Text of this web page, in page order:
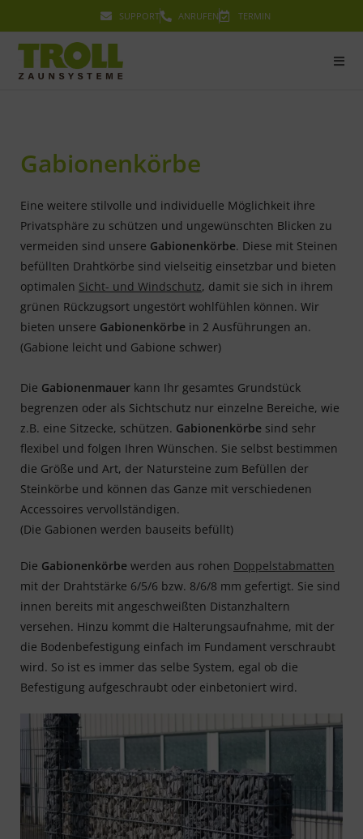
SUPPORT ANRUFEN TERMIN
Gabionenkörbe
Eine weitere stilvolle und individuelle Möglichkeit ihre
Privatsphäre zu schützen und ungewünschten Blicken zu
vermeiden sind unsere Gabionenkörbe. Diese mit Steinen
befüllten Drahtkörbe sind vielseitig einsetzbar und bieten
optimalen Sicht- und Windschutz, damit sie sich in ihrem
grünen Rückzugsort ungestört wohlfühlen können. Wir
bieten unsere Gabionenkörbe in 2 Ausführungen an.
(Gabione leicht und Gabione schwer)
Die Gabionenmauer kann Ihr gesamtes Grundstück
begrenzen oder als Sichtschutz nur einzelne Bereiche, wie
z.B. eine Sitzecke, schützen. Gabionenkörbe sind sehr
flexibel und folgen Ihren Wünschen. Sie selbst bestimmen
die Größe und Art, der Natursteine zum Befüllen der
Steinkörbe und können das Ganze mit verschiedenen
Accessoires vervollständigen.
(Die Gabionen werden bauseits befüllt)
Die Gabionenkörbe werden aus rohen Doppelstabmatten
mit der Drahtstärke 6/5/6 bzw. 8/6/8 mm gefertigt. Sie sind
innen bereits mit angeschweißten Distanzhaltern
versehen. Hinzu kommt die Halterungsaufnahme, mit der
die Bodenbefestigung einfach im Fundament verschraubt
wird. So ist es immer das selbe System, egal ob die
Befestigung aufgeschraubt oder einbetoniert wird.